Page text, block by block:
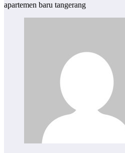
apartemen baru tangerang